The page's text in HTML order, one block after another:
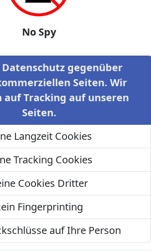
No Spy
gegenüber
Seiten. Wir
auf Tracking auf unseren
Seiten.
Langzeit Cookies
Tracking Cookies
Cookies Dritter
Fingerprinting
auf Ihre Person